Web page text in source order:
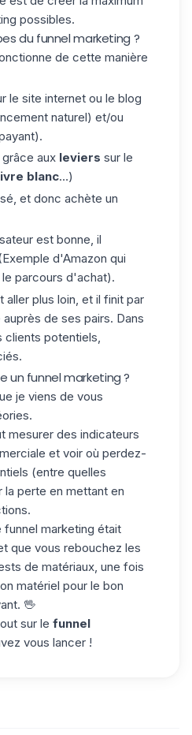
possibles.
du funnel marketing ?
de cette manière
le site internet ou le blog
naturel) et/ou
aux leviers sur le
blanc…)
et donc achète un
est bonne, il
d'Amazon qui
parcours d'achat).
aller plus loin, et il finit par
de ses pairs. Dans
clients potentiels,
un funnel marketing ?
je viens de vous
mesurer des indicateurs
et voir où perdez-
(entre quelles
la perte en mettant en
marketing était
que vous rebouchez les
de matériaux, une fois
matériel pour le bon
🖖
sur le funnel
vous lancer !